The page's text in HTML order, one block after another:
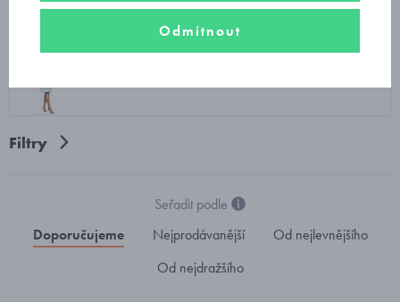
Filtry
Seřadit podle
Doporučujeme
Nejprodávanější
Od nejlevnějšího
Od nejdražšího
Odmítnout